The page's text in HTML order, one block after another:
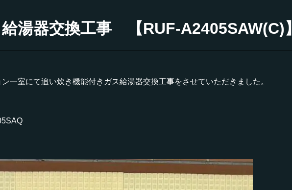
湯器交換工事 【RUF-A2405SAW(C)】
一室にて追い炊き機能付きガス給湯器交換工事をさせていただきました。